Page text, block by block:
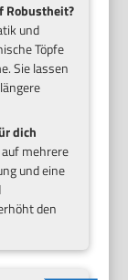
Robustheit?
und
Töpfe
Sie lassen
dich
mehrere
und eine
den